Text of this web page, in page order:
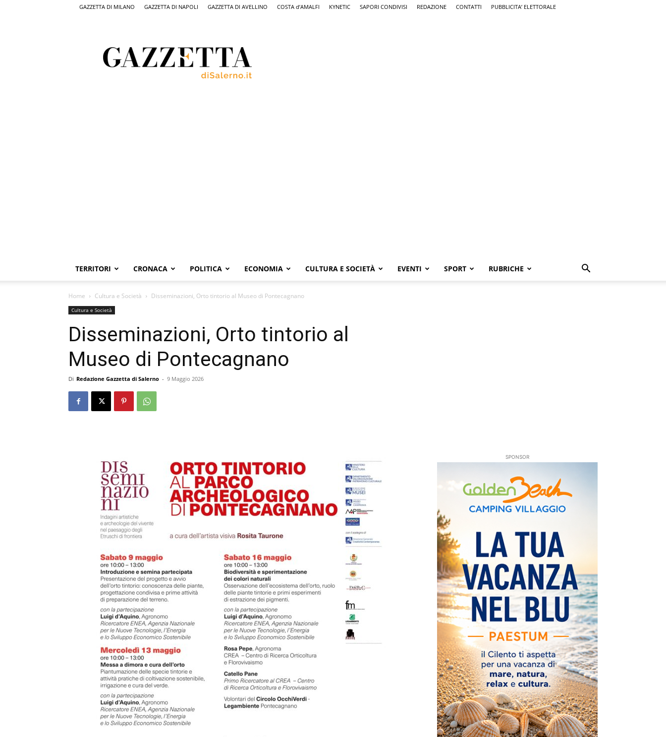
GAZZETTA DI MILANO GAZZETTA DI NAPOLI GAZZETTA DI AVELLINO COSTA d’AMALFI KYNETIC SAPORI CONDIVISI REDAZIONE CONTATTI PUBBLICITA’ ELETTORALE
Salerno,
il
quotidiano
TERRITORI CRONACA POLITICA ECONOMIA CULTURA E SOCIETÀ EVENTI SPORT RUBRICHE
Home Cultura e Società Disseminazioni, Orto tintorio al Museo di Pontecagnano
Cultura e Società
Disseminazioni, Orto tintorio al
Museo di Pontecagnano
Di Redazione Gazzetta di Salerno - 9 Maggio 2026
SPONSOR